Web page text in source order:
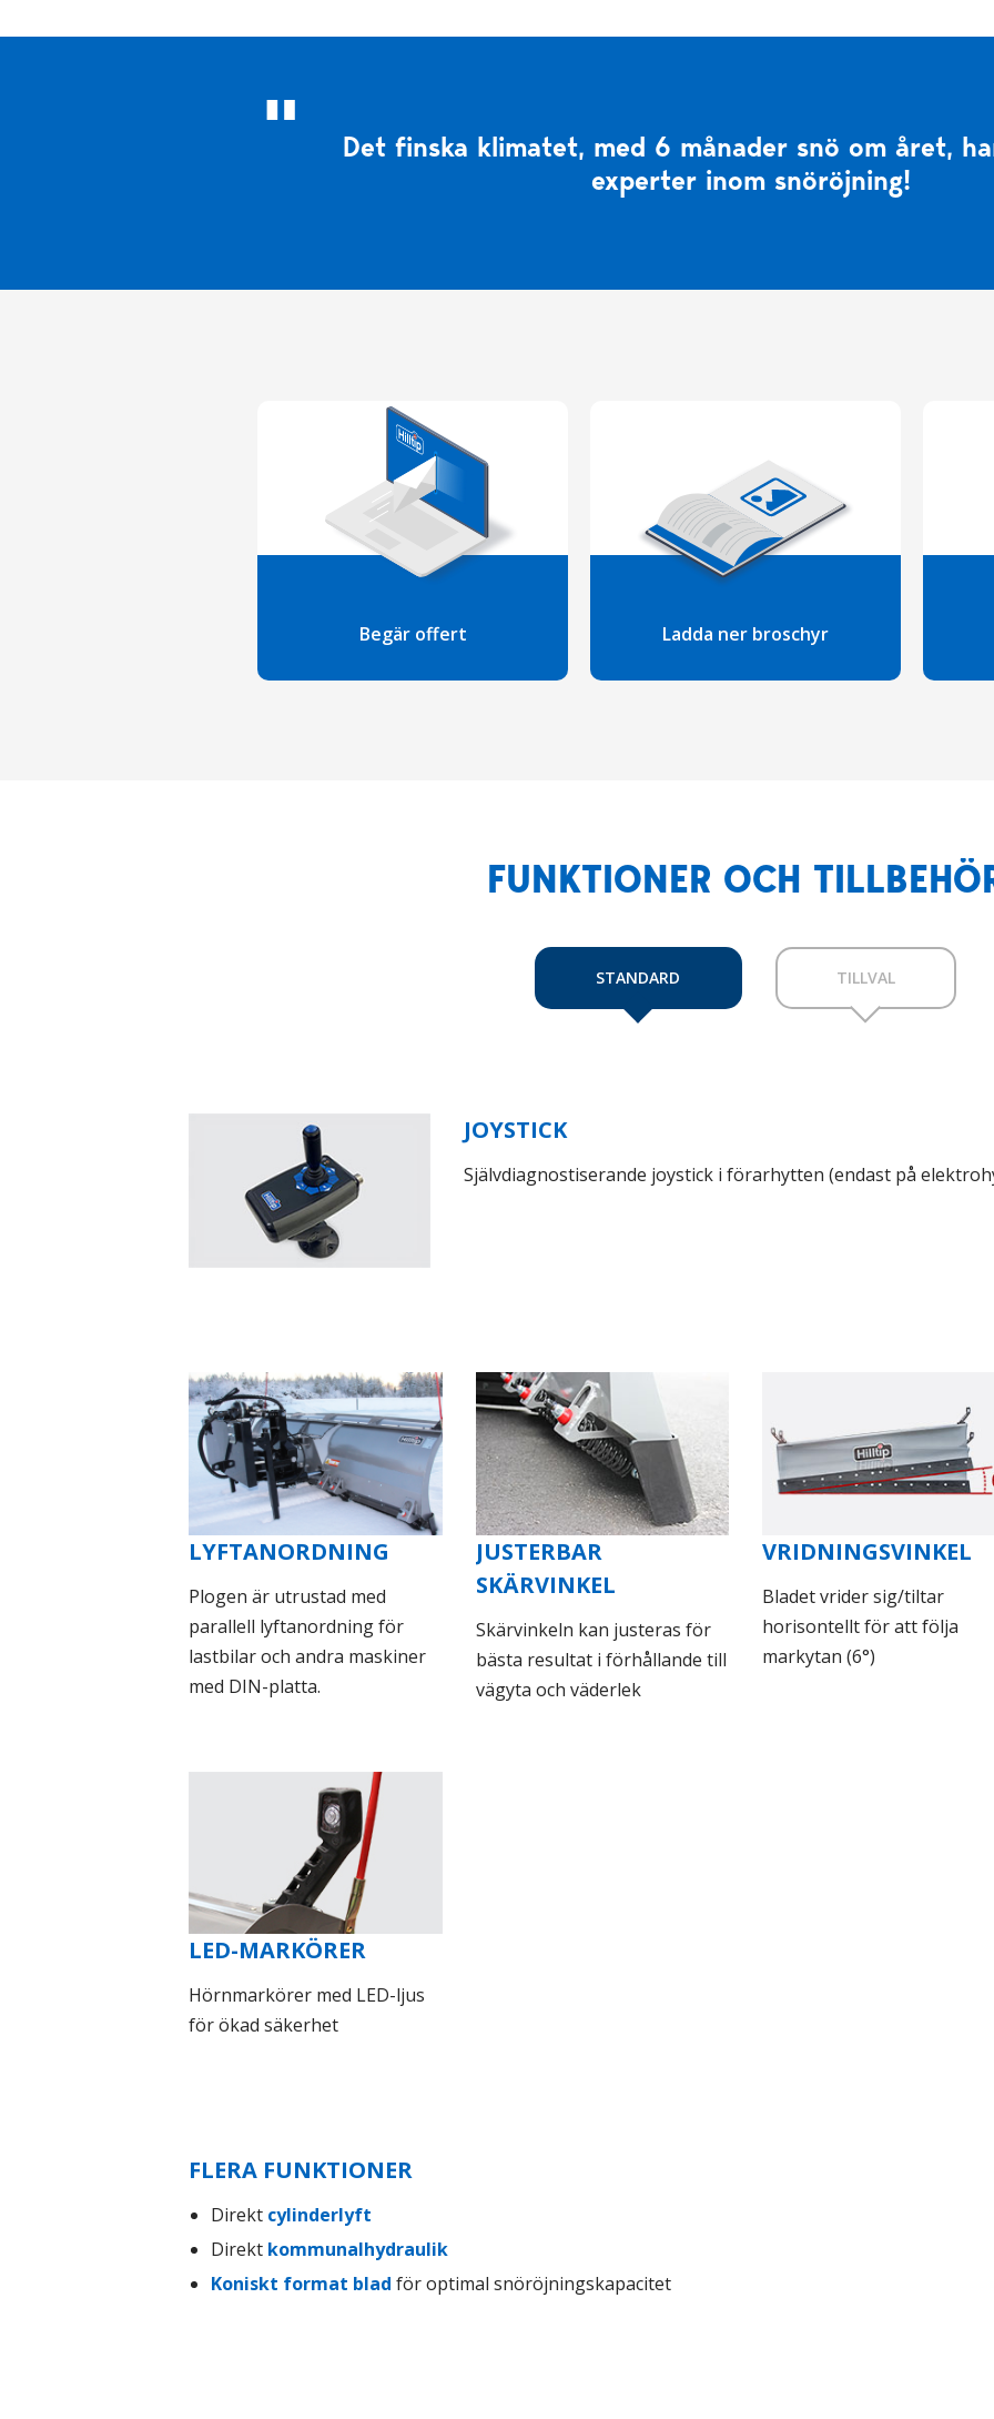
Det finska klimatet, med 6 månader snö om året,
experter inom snöröjning!
Ladda ner broschyr
Begär offert
FUNKTIONER OCH
STANDARD TILLVAL
JOYSTICK
Självdiagnostiserande joystick i förarhytten (endast på
LYFTANORDNING
Plogen är utrustad med
parallell lyftanordning för
lastbilar och andra maskiner
med DIN-platta.
JUSTERBAR
SKÄRVINKEL
Skärvinkeln kan justeras för
bästa resultat i förhållande till
vägyta och väderlek
VRIDNINGSVINKEL
Bladet vrider sig/tiltar
horisontellt för att följa
markytan (6°)
LED-MARKÖRER
Hörnmarkörer med LED-ljus
för ökad säkerhet
FLERA FUNKTIONER
Direkt cylinderlyft
Direkt kommunalhydraulik
Koniskt format blad för optimal snöröjningskapacitet